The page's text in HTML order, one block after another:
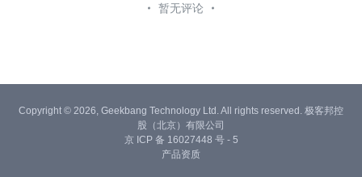
暂无评论
Copyright © 2026, Geekbang Technology Ltd. All rights reserved. 极客邦控
股（北京）有限公司
京 ICP 备 16027448 号 - 5
产品资质